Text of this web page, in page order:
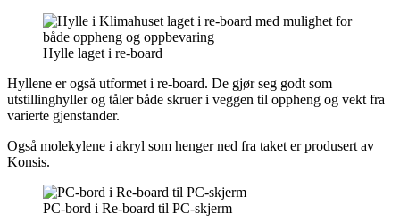
Hylle laget i re-board
Hyllene er også utformet i re-board. De gjør seg godt som
utstillinghyller og tåler både skruer i veggen til oppheng og vekt fra
varierte gjenstander.
Også molekylene i akryl som henger ned fra taket er produsert av
Konsis.
PC-bord i Re-board til PC-skjerm